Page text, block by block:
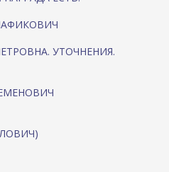
УТОЧНЕНИЯ.